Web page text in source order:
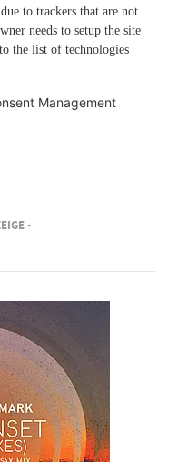
to trackers that are not
needs to setup the site
the list of technologies
Management
-